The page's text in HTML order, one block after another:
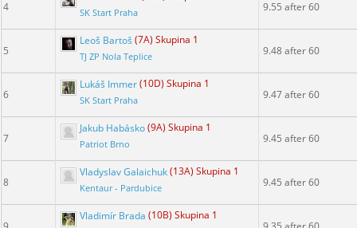
4 SK Start Praha 9.55 after 60
5
Leoš Bartoš (7A) Skupina 1
TJ ZP Nola Teplice 9.48 after 60
6
Lukáš Immer(10D) Skupina 1
SK Start Praha 9.47 after 60
7
Jakub Habásko(9A) Skupina 1
Patriot Brno 9.45 after 60
8
Vladyslav Galaichuk(13A) Skupina 1
Kentaur - Pardubice 9.45 after 60
Vladimír Brada (10B) Skupina 1